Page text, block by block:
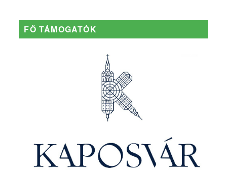
FŐ TÁMOGATÓK